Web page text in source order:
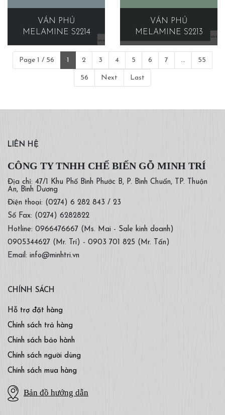
VÁN PHỦ
MELAMINE S2214
VÁN PHỦ
MELAMINE S2213
Page 1 / 56 1 2 3 4 5 6 7 ... 55
56 Next Last
LIÊN HỆ
CÔNG TY TNHH CHẾ BIẾN GỖ MINH TRÍ
Địa chỉ: 47/1 Khu Phố Bình Phước B, P. Bình Chuẩn, TP. Thuận
An, Bình Dương
Điện thoại: (0274) 6 282 843 / 23
Số Fax: (0274) 6282822
Hotline: 0966476667 (Ms. Mai - Sale kinh doanh)
0905344627 (Mr. Trí) - 0903 701 825 (Mr. Tấn)
Email: info@minhtri.vn
CHÍNH SÁCH
Hỗ trợ đặt hàng
Chính sách trả hàng
Chính sách bảo hành
Chính sách người dùng
Chính sách mua hàng
Bản đồ hướng dẫn